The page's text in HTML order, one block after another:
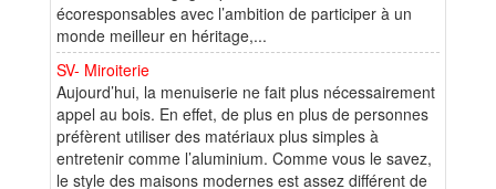
écoresponsables avec l’ambition de participer à un
monde meilleur en héritage,...
SV- Miroiterie
Aujourd’hui, la menuiserie ne fait plus nécessairement
appel au bois. En effet, de plus en plus de personnes
préfèrent utiliser des matériaux plus simples à
entretenir comme l’aluminium. Comme vous le savez,
le style des maisons modernes est assez différent de